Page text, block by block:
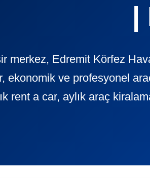
|
merkez, Edremit Körfez
ekonomik ve profesyonel
rent a car, aylık araç